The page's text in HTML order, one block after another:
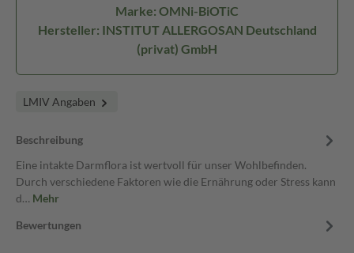
Marke: OMNi-BiOTiC
Hersteller: INSTITUT ALLERGOSAN Deutschland
(privat) GmbH
LMIV Angaben
Beschreibung
Eine intakte Darmflora ist wertvoll für unser Wohlbefinden.
Durch verschiedene Faktoren wie die Ernährung oder Stress kann
d… Mehr
Bewertungen